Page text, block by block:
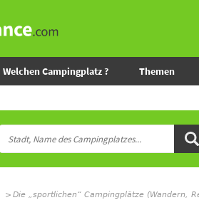
Welchen Campingplatz ? Themen
Die „sportlichen“ Campingplätze (Wandern,